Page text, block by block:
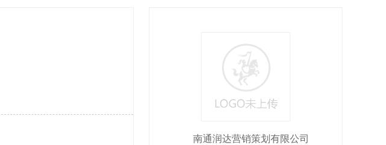
南通润达营销策划有限公司